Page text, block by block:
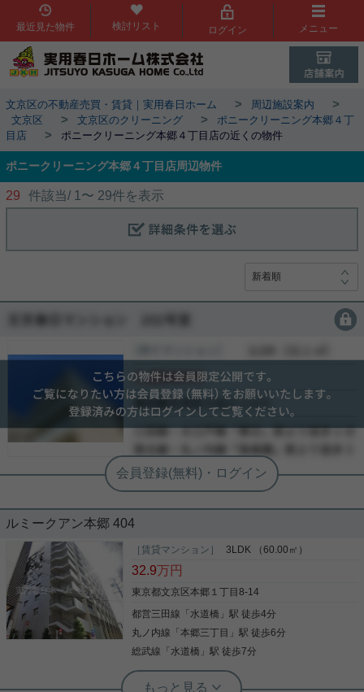
最近見た物件 検討リスト ログイン メニュー
文京区の不動産売買・賃貸｜実用春日ホーム > 周辺施設案内 >
文京区 > 文京区のクリーニング >
ポニークリーニング本郷４丁
目店
> ポニークリーニング本郷４丁目店の近くの物件
ポニークリーニング本郷４丁目店周辺物件
29 件該当/ 1 〜 29件を表示
会員限定
会員限定
会員限定
-
ルミークアン本郷 404
［賃貸マンション］ 3LDK （60.00㎡）
32.9万円
東京都文京区本郷１丁目8-14
都営三田線 「水道橋 」駅 徒歩4分
丸ノ内線 「本郷三丁目 」駅 徒歩6分
総武線 「水道橋 」駅 徒歩7分
実用春日ホーム 茗荷谷店 堀田枝里